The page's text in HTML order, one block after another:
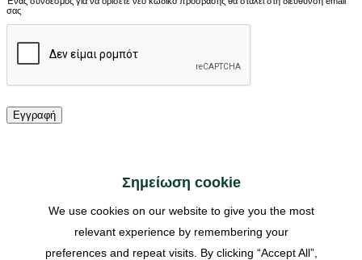
σας
Εγγραφή
Σημείωση cookie
We use cookies on our website to give you the most
relevant experience by remembering your
preferences and repeat visits. By clicking “Accept All”,